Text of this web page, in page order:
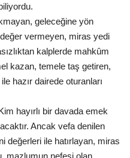
geleceğine yön
vermeyen, miras yedi
kalplerde mahkûm
kazan, temele taş getiren,
hazır dairede oturanları
hayırlı bir davada emek
Ancak vefa denilen
değerleri ile hatırlayan, miras